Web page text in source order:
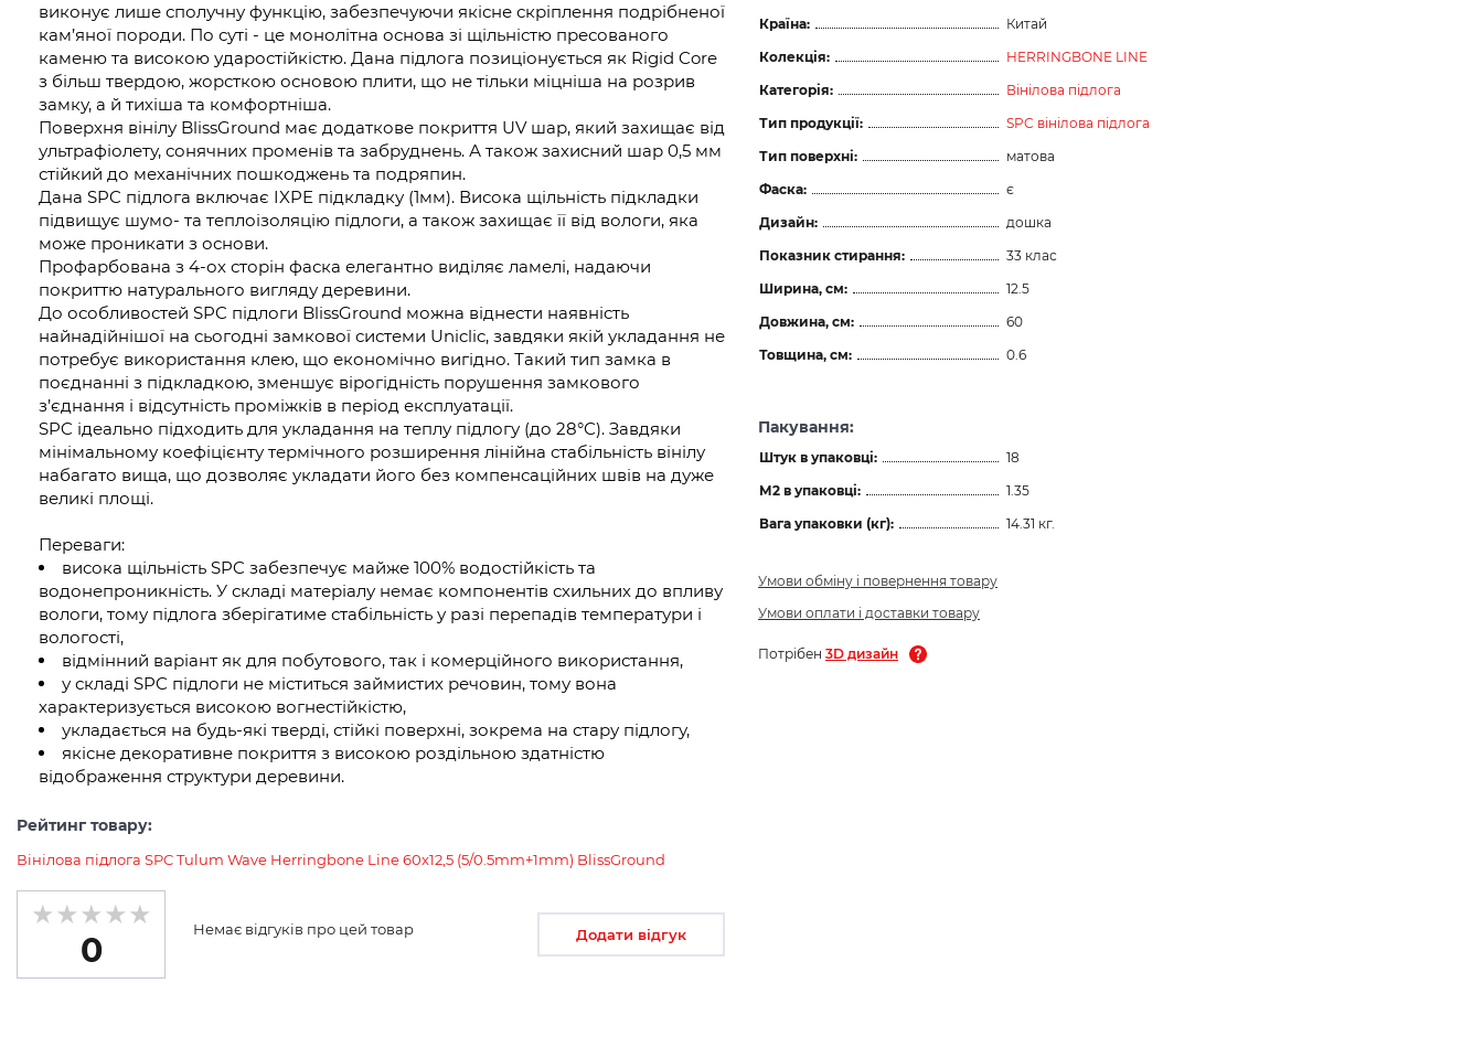
виконує лише сполучну функцію, забезпечуючи якісне скріплення подрібненої
кам’яної породи. По суті - це монолітна основа зі щільністю пресованого
каменю та високою ударостійкістю. Дана підлога позиціонується як Rigid Core
з більш твердою, жорсткою основою плити, що не тільки міцніша на розрив
замку, а й тихіша та комфортніша.
Поверхня вінілу BlissGround має додаткове покриття UV шар, який захищає від
ультрафіолету, сонячних променів та забруднень. А також захисний шар 0,5 мм
стійкий до механічних пошкоджень та подряпин.
Дана SPC підлога включає IXPE підкладку (1мм). Висока щільність підкладки
підвищує шумо- та теплоізоляцію підлоги, а також захищає її від вологи, яка
може проникати з основи.
Профарбована з 4-ох сторін фаска елегантно виділяє ламелі, надаючи
покриттю натурального вигляду деревини.
До особливостей SPC підлоги BlissGround можна віднести наявність
найнадійнішої на сьогодні замкової системи Uniclic, завдяки якій укладання не
потребує використання клею, що економічно вигідно. Такий тип замка в
поєднанні з підкладкою, зменшує вірогідність порушення замкового
з’єднання і відсутність проміжків в період експлуатації.
SPC ідеально підходить для укладання на теплу підлогу (до 28°С). Завдяки
мінімальному коефіцієнту термічного розширення лінійна стабільність вінілу
набагато вища, що дозволяє укладати його без компенсаційних швів на дуже
великі площі.
Переваги:
висока щільність SPC забезпечує майже 100% водостійкість та
водонепроникність. У складі матеріалу немає компонентів схильних до впливу
вологи, тому підлога зберігатиме стабільність у разі перепадів температури і
вологості,
відмінний варіант як для побутового, так і комерційного використання,
у складі SPC підлоги не міститься займистих речовин, тому вона
характеризується високою вогнестійкістю,
укладається на будь-які тверді, стійкі поверхні, зокрема на стару підлогу,
якісне декоративне покриття з високою роздільною здатністю
відображення структури деревини.
Країна:
Китай
Колекція:
HERRINGBONE LINE
Категорія:
Вінілова підлога
Тип продукції:
SPC вінілова підлога
Тип поверхні:
матова
Фаска:
є
Дизайн:
дошка
Показник стирання:
33 клас
Ширина, см:
12.5
Довжина, см:
60
Товщина, см:
0.6
Пакування:
Штук в упаковці:
18
М2 в упаковці:
1.35
Вага упаковки (кг):
14.31 кг.
Умови обміну і повернення товару
Умови оплати і доставки товару
Потрібен 3D дизайн
Рейтинг товару:
Вінілова підлога SPC Tulum Wave Herringbone Line 60x12,5 (5/0.5mm+1mm) BlissGround
0
Немає відгуків про цей товар Додати відгук